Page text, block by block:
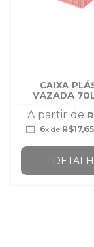
CAIXA
VAZADA
A partir de
6x de R$17,65